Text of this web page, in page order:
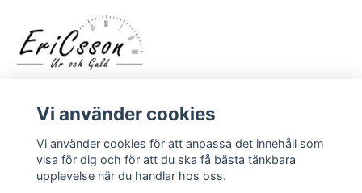
LÄS MER
Vi använder cookies
Vi använder cookies för att anpassa det innehåll som
visa för dig och för att du ska få bästa tänkbara
upplevelse när du handlar hos oss.